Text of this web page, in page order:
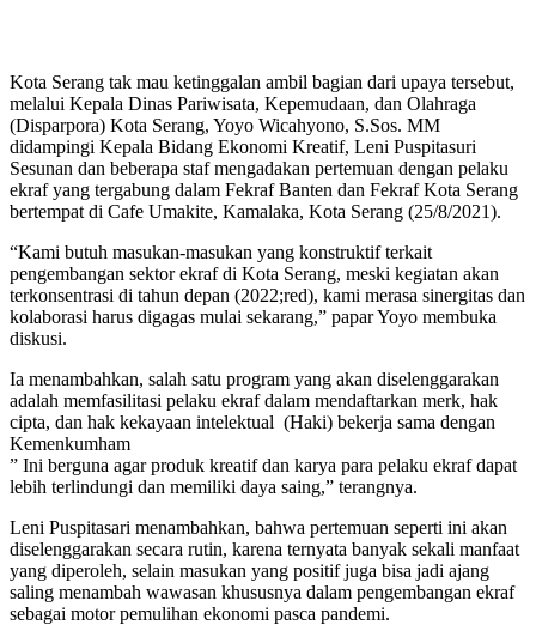
Kota Serang tak mau ketinggalan ambil bagian dari upaya tersebut,
melalui Kepala Dinas Pariwisata, Kepemudaan, dan Olahraga
(Disparpora) Kota Serang, Yoyo Wicahyono, S.Sos. MM
didampingi Kepala Bidang Ekonomi Kreatif, Leni Puspitasuri
Sesunan dan beberapa staf mengadakan pertemuan dengan pelaku
ekraf yang tergabung dalam Fekraf Banten dan Fekraf Kota Serang
bertempat di Cafe Umakite, Kamalaka, Kota Serang (25/8/2021).
“Kami butuh masukan-masukan yang konstruktif terkait
pengembangan sektor ekraf di Kota Serang, meski kegiatan akan
terkonsentrasi di tahun depan (2022;red), kami merasa sinergitas dan
kolaborasi harus digagas mulai sekarang,” papar Yoyo membuka
diskusi.
Ia menambahkan, salah satu program yang akan diselenggarakan
adalah memfasilitasi pelaku ekraf dalam mendaftarkan merk, hak
cipta, dan hak kekayaan intelektual (Haki) bekerja sama dengan
Kemenkumham
” Ini berguna agar produk kreatif dan karya para pelaku ekraf dapat
lebih terlindungi dan memiliki daya saing,” terangnya.
Leni Puspitasari menambahkan, bahwa pertemuan seperti ini akan
diselenggarakan secara rutin, karena ternyata banyak sekali manfaat
yang diperoleh, selain masukan yang positif juga bisa jadi ajang
saling menambah wawasan khususnya dalam pengembangan ekraf
sebagai motor pemulihan ekonomi pasca pandemi.